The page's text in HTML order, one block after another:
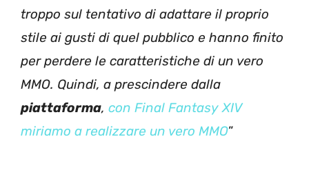
troppo sul tentativo di adattare il proprio
stile ai gusti di quel pubblico e hanno finito
per perdere le caratteristiche di un vero
MMO. Quindi, a prescindere dalla
piattaforma, con Final Fantasy XIV
miriamo a realizzare un vero MMO”